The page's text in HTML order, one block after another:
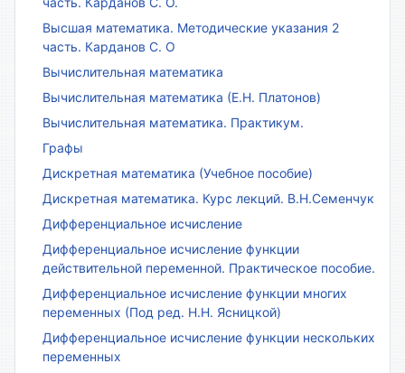
Высшая математика. Методические указания 2
часть. Карданов С. О
Вычислительная математика
Вычислительная математика (Е.Н. Платонов)
Вычислительная математика. Практикум.
Графы
Дискретная математика (Учебное пособие)
Дискретная математика. Курс лекций. В.Н.Семенчук
Дифференциальное исчисление
Дифференциальное исчисление функции
действительной переменной. Практическое пособие.
Дифференциальное исчисление функции многих
переменных (Под ред. Н.Н. Ясницкой)
Дифференциальное исчисление функции нескольких
переменных